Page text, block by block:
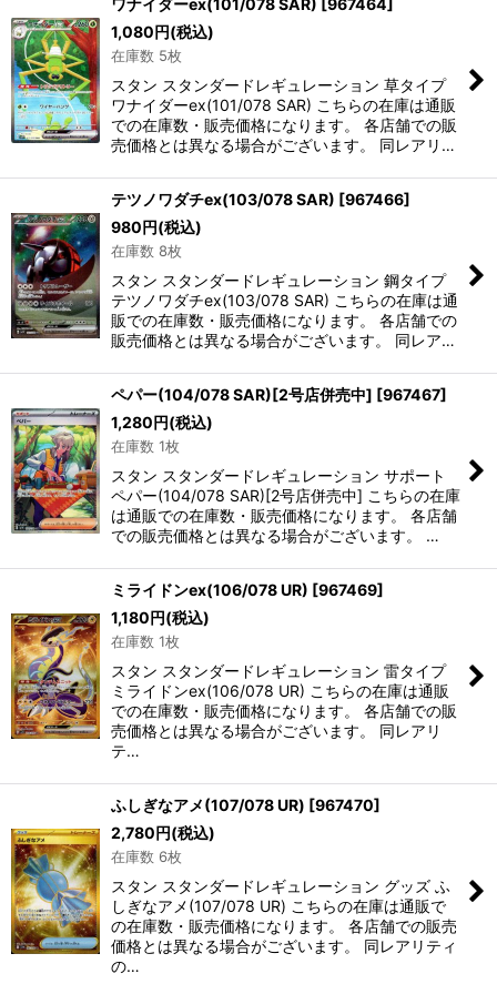
ワナイダーex(101/078 SAR) [967464]
1,080円(税込)
在庫数 5枚
スタン スタンダードレギュレーション 草タイプ
ワナイダーex(101/078 SAR) こちらの在庫は通販
での在庫数・販売価格になります。 各店舗での販
売価格とは異なる場合がございます。 同レアリ…
テツノワダチex(103/078 SAR) [967466]
980円(税込)
在庫数 8枚
スタン スタンダードレギュレーション 鋼タイプ
テツノワダチex(103/078 SAR) こちらの在庫は通
販での在庫数・販売価格になります。 各店舗での
販売価格とは異なる場合がございます。 同レア…
ペパー(104/078 SAR)[2号店併売中] [967467]
1,280円(税込)
在庫数 1枚
スタン スタンダードレギュレーション サポート
ペパー(104/078 SAR)[2号店併売中] こちらの在庫
は通販での在庫数・販売価格になります。 各店舗
での販売価格とは異なる場合がございます。 …
ミライドンex(106/078 UR) [967469]
1,180円(税込)
在庫数 1枚
スタン スタンダードレギュレーション 雷タイプ
ミライドンex(106/078 UR) こちらの在庫は通販
での在庫数・販売価格になります。 各店舗での販
売価格とは異なる場合がございます。 同レアリ
テ…
ふしぎなアメ(107/078 UR) [967470]
2,780円(税込)
在庫数 6枚
スタン スタンダードレギュレーション グッズ ふ
しぎなアメ(107/078 UR) こちらの在庫は通販で
の在庫数・販売価格になります。 各店舗での販売
価格とは異なる場合がございます。 同レアリティ
の…